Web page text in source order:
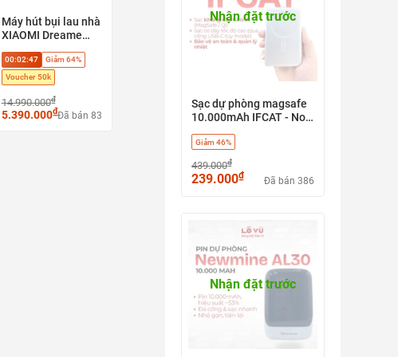
Máy hút bụi lau nhà
XIAOMI Dreame
bụi + lau sàn + tự
giặt sấy, Phù hợp
sàn gạch, sàn gỗ,
sàn đá
00:02:45
Giảm 64%
Voucher 50k
14.990.000₫
5.390.000₫Đã bán 83
Nhận đặt trước
Sạc dự phòng magsafe
10.000mAh IFCAT - No
Giảm 46%
439.000₫
239.000₫ Đã bán 386
Nhận đặt trước